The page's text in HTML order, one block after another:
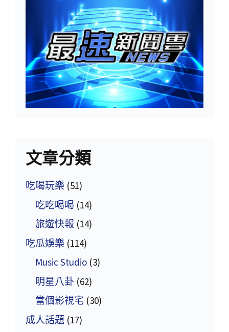
文章分類
吃喝玩樂 (51)
吃吃喝喝 (14)
旅遊快報 (14)
吃瓜娛樂 (114)
Music Studio (3)
明星八卦 (62)
當個影視宅 (30)
成人話題 (17)